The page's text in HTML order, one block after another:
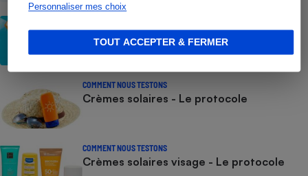
Personnaliser mes choix
TOUT ACCEPTER & FERMER
Crèmes solaires - Les logos à la loupe
COMMENT NOUS TESTONS
Crèmes solaires - Le protocole
COMMENT NOUS TESTONS
Crèmes solaires visage - Le protocole